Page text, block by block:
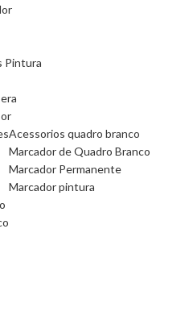
Pintura
Acessorios quadro branco
Marcador de Quadro Branco
Marcador Permanente
Marcador pintura